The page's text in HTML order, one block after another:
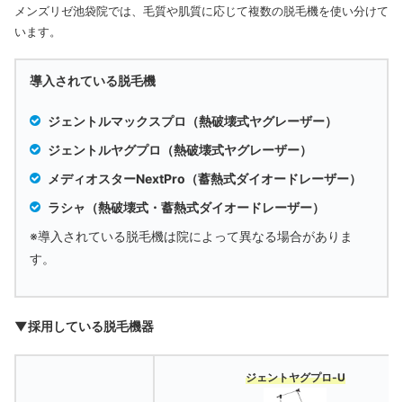
メンズリゼ池袋院では、毛質や肌質に応じて複数の脱毛機を使い分けて
います。
導入されている脱毛機
ジェントルマックスプロ（熱破壊式ヤグレーザー）
ジェントルヤグプロ（熱破壊式ヤグレーザー）
メディオスターNextPro（蓄熱式ダイオードレーザー）
ラシャ（熱破壊式・蓄熱式ダイオードレーザー）
※導入されている脱毛機は院によって異なる場合がありま
す。
▼採用している脱毛機器
ジェントヤグプロ-U